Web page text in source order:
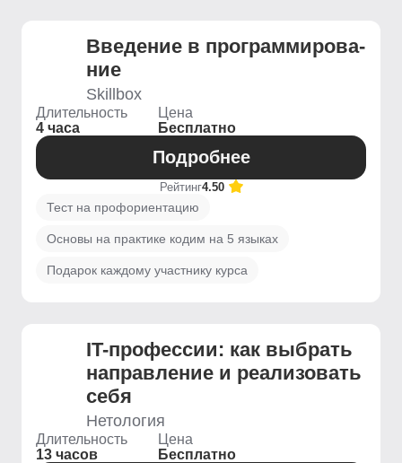
Введение ­в программирова­
ние
Skillbox
Длительность
4 часа
Цена
Бесплатно
Подробнее
Рейтинг4.50
Тест на профориентацию
Основы на практике кодим на 5 языках
Подарок каждому участнику курса
IT-профессии: как выбрать
направление и реализовать
себя
Нетология
Длительность
13 часов
Цена
Бесплатно